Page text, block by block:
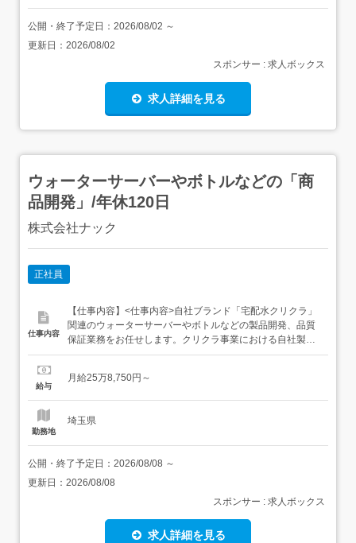
公開・終了予定日： 2026/08/02 ～
更新日： 2026/08/02
スポンサー : 求人ボックス
求人詳細を見る
ウォーターサーバーやボトルなどの「商
品開発」/年休120日
株式会社ナック
正社員
仕事内容
【仕事内容】<仕事内容>自社ブランド「宅配水クリクラ」
関連のウォーターサーバーやボトルなどの製品開発、品質
保証業務をお任せします。クリクラ事業における自社製品
の開発およびプロセス管理をお任せします。ウォーターサ
との連携、量産立ち上げのプロセス管理製品の品質保証業
給与
月給25万8,750円～
勤務地
埼玉県
公開・終了予定日： 2026/08/08 ～
更新日： 2026/08/08
スポンサー : 求人ボックス
求人詳細を見る